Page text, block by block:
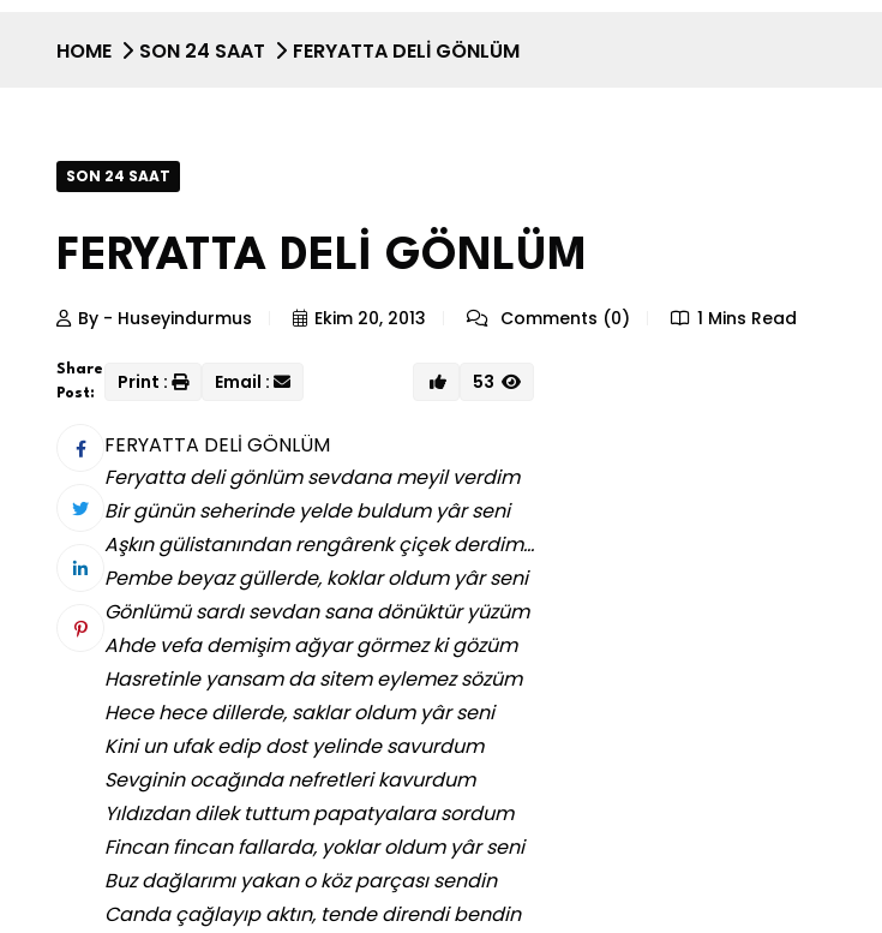
HOME SON 24 SAAT FERYATTA DELİ GÖNLÜM
SON 24 SAAT
FERYATTA DELİ GÖNLÜM
By - Huseyindurmus Ekim 20, 2013 Comments (0) 1 Mins Read
Share
Post:
Print : Email : 53
FERYATTA DELİ GÖNLÜM
Feryatta deli gönlüm sevdana meyil verdim
Bir günün seherinde yelde buldum yâr seni
Aşkın gülistanından rengârenk çiçek derdim…
Pembe beyaz güllerde, koklar oldum yâr seni
Gönlümü sardı sevdan sana dönüktür yüzüm
Ahde vefa demişim ağyar görmez ki gözüm
Hasretinle yansam da sitem eylemez sözüm
Hece hece dillerde, saklar oldum yâr seni
Kini un ufak edip dost yelinde savurdum
Sevginin ocağında nefretleri kavurdum
Yıldızdan dilek tuttum papatyalara sordum
Fincan fincan fallarda, yoklar oldum yâr seni
Buz dağlarımı yakan o köz parçası sendin
Canda çağlayıp aktın, tende direndi bendin